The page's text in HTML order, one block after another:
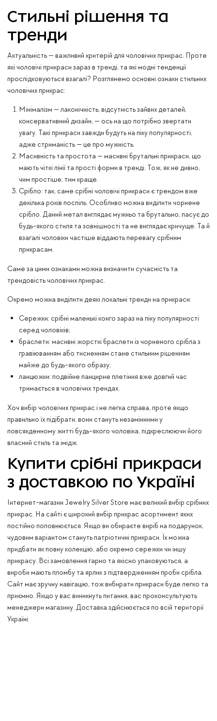
Стильні рішення та
тренди
Актуальність — важливий критерій для чоловічих прикрас. Проте
які чоловічі прикраси зараз в тренді, та які модні тенденції
прослідковуються взагалі? Розглянемо основні ознаки стильних
чоловічих прикрас:
Мінімалізм — лаконічність, відсутність зайвих деталей,
консервативний дизайн, — ось на що потрібно звертати
увагу. Такі прикраси завжди будуть на піку популярності,
адже стриманість — це про мужність.
Масивність та простота — масивні брутальні прикраси, що
мають чіткі лінії та прості форми в тренді. Тож, як не дивно,
чим простіше, тим краще.
Срібло: так, саме срібні чоловічі прикраси є трендом вже
декілька років поспіль. Особливо можна виділити чорнене
срібло. Даний метал виглядає мужньо та брутально, пасує до
будь-якого стиля та зовнішності та не виглядає кричуще. Та й
взагалі чоловіки частіше віддають перевагу срібним
прикрасам.
Саме за цими ознаками можна визначити сучасність та
трендовість чоловічих прикрас.
Окремо можна виділити деякі локальні тренди на прикраси:
Сережки: срібні маленькі конго зараз на піку популярності
серед чоловіків;
браслети: масивні жорсткі браслети із чорненого срібла з
гравіюванням або тисненням стане стильним рішенням
майже до будь-якого образу;
ланцюжки: подвійне панцирне плетіння вже довгий час
тримається в чоловічих трендах.
Хоч вибір чоловічих прикрас і не легка справа, проте якщо
правильно їх підібрати, вони стануть незамінними у
повсякденному житті будь-якого чоловіка, підкреслюючи його
власний стиль та імідж.
Купити срібні прикраси
з доставкою по Україні
Інтернет-магазин Jewelry Silver Store має великий вибір срібних
прикрас. На сайті є широкий вибір прикрас асортимент яких
постійно поповнюється. Якщо ви обираєте виріб на подарунок,
чудовим варіантом стануть патріотичні прикраси. Їх можна
придбати як повну колекцію, або окремо сережки чи іншу
прикрасу. Всі замовлення гарно та якісно упаковуються, а
вироби мають пломбу та ярлик з підтвердженням проби срібла.
Сайт має зручну навігацію, тож вибирати прикраси буде легко та
приємно. Якщо у вас виникнуть питання, вас проконсультують
менеджери магазину. Доставка здійснюється по всій території
Україні.